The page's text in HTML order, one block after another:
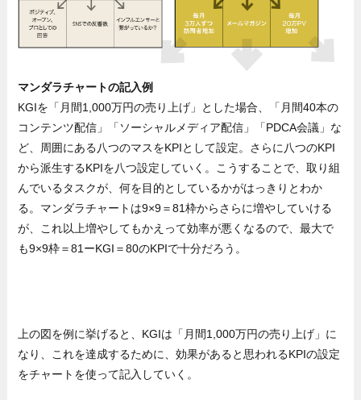
マンダラチャートの記入例
KGIを「月間1,000万円の売り上げ」とした場合、「月間40本の
コンテンツ配信」「ソーシャルメディア配信」「PDCA会議」な
ど、周囲にある八つのマスをKPIとして設定。さらに八つのKPI
から派生するKPIを八つ設定していく。こうすることで、取り組
んでいるタスクが、何を目的としているかがはっきりとわか
る。マンダラチャートは9×9＝81枠からさらに増やしていける
が、これ以上増やしてもかえって効率が悪くなるので、最大で
も9×9枠＝81ーKGI＝80のKPIで十分だろう。
上の図を例に挙げると、KGIは「月間1,000万円の売り上げ」に
なり、これを達成するために、効果があると思われるKPIの設定
をチャートを使って記入していく。